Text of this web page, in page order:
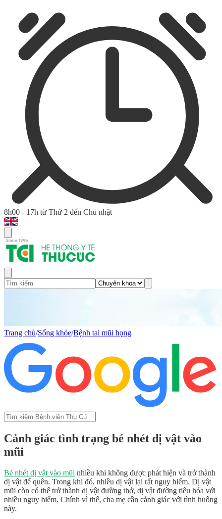
8h00 - 17h từ Thứ 2 đến Chủ nhật
Trang chủ/Sống khỏe/Bệnh tai mũi họng
Cảnh giác tình trạng bé nhét dị vật vào
mũi
Bé nhét dị vật vào mũi nhiều khi không được phát hiện và trở thành
dị vật để quên. Trong khi đó, nhiều dị vật lại rất nguy hiểm. Dị vật
mũi còn có thể trở thành dị vật đường thở, dị vật đường tiêu hóa với
nhiều nguy hiểm. Chính vì thế, cha mẹ cần cảnh giác với tình huống
này.